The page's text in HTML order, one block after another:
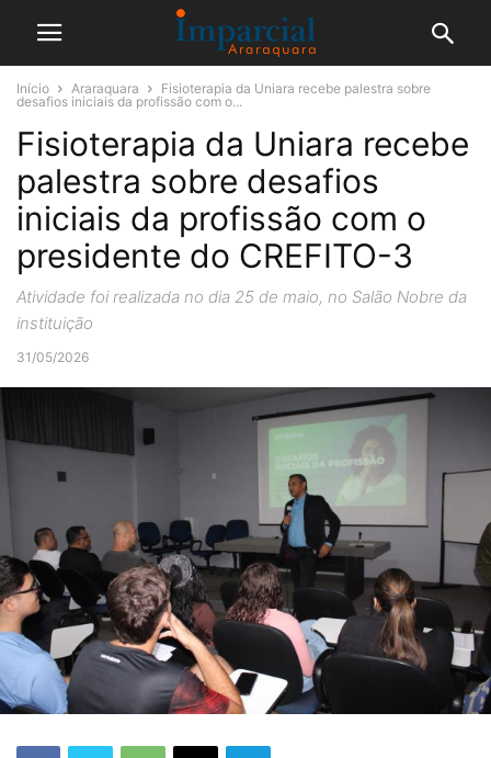
Início Araraquara
Fisioterapia da Uniara recebe palestra sobre
desafios iniciais da profissão com o...
Fisioterapia da Uniara recebe
palestra sobre desafios
iniciais da profissão com o
presidente do CREFITO-3
Atividade foi realizada no dia 25 de maio, no Salão Nobre da
instituição
31/05/2026